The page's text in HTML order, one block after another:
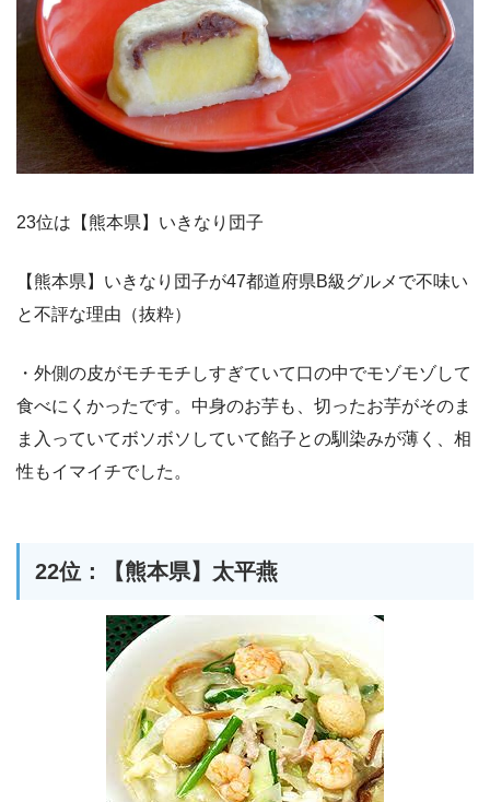
23位は【熊本県】いきなり団子
【熊本県】いきなり団子が47都道府県B級グルメで不味い
と不評な理由（抜粋）
・外側の皮がモチモチしすぎていて口の中でモゾモゾして
食べにくかったです。中身のお芋も、切ったお芋がそのま
ま入っていてボソボソしていて餡子との馴染みが薄く、相
性もイマイチでした。
22位：【熊本県】太平燕